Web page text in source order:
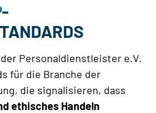
-
Personaldienstleister e.V.
für die Branche der
die signalisieren, dass
ethisches Handeln